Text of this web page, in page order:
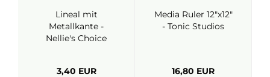
Lineal mit
Metallkante -
Nellie's Choice
3,40 EUR
Media Ruler 12"x12"
- Tonic Studios
16,80 EUR